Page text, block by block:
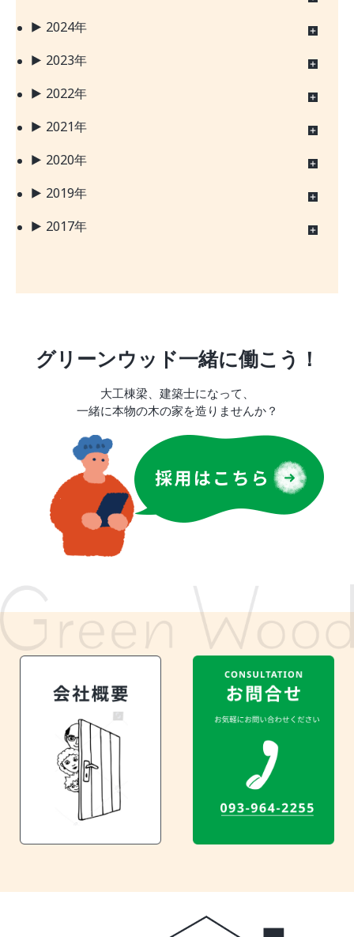
2024年
2023年
2022年
2021年
2020年
2019年
2017年
グリーンウッド一緒に働こう！
大工棟梁、建築士になって、
一緒に本物の木の家を造りませんか？